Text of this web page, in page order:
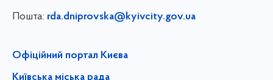
Пошта: rda.dniprovska@kyivcity.gov.ua
Офіційний портал Києва
Київська міська рада